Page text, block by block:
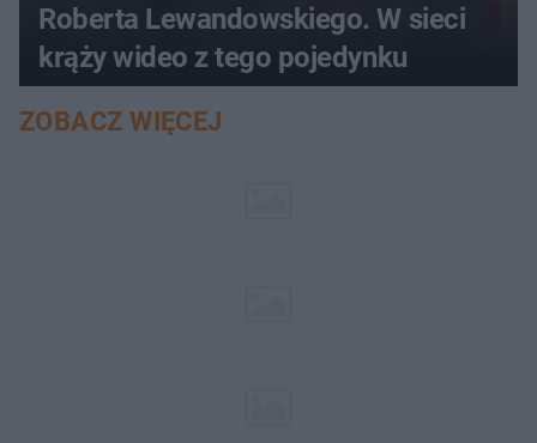
Roberta Lewandowskiego. W sieci
krąży wideo z tego pojedynku
ZOBACZ WIĘCEJ